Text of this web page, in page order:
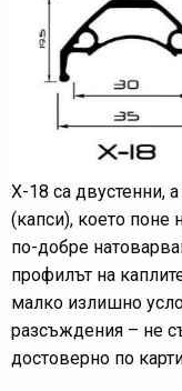
Х-18 са двустенни,
(капси), което поне
по-добре
профилът на
малко излишно
разсъждения – не
достоверно по